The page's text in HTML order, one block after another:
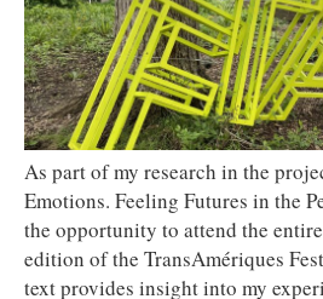
As part of my research in the
Emotions. Feeling Futures in the
the opportunity to attend the
edition of the TransAmériques
text provides insight into my